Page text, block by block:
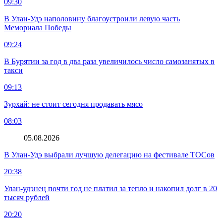
В Улан-Удэ наполовину благоустроили левую часть
Мемориала Победы
09:24
В Бурятии за год в два раза увеличилось число самозанятых в
такси
09:13
Зурхай: не стоит сегодня продавать мясо
08:03
05.08.2026
В Улан-Удэ выбрали лучшую делегацию на фестивале ТОСов
20:38
Улан-удэнец почти год не платил за тепло и накопил долг в 20
тысяч рублей
20:20